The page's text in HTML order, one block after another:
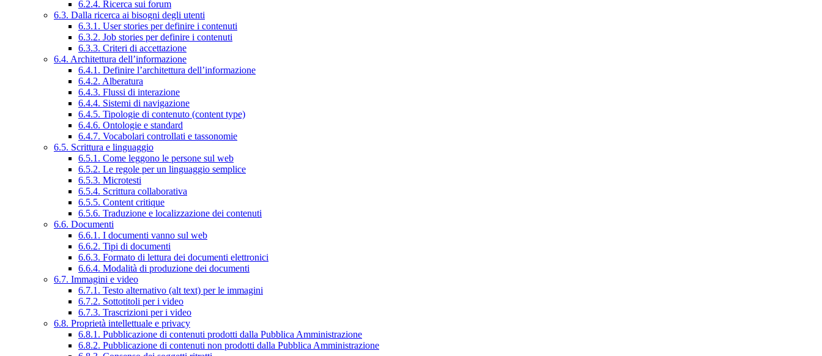
6.2.4. Ricerca sui forum
6.3. Dalla ricerca ai bisogni degli utenti
6.3.1. User stories per definire i contenuti
6.3.2. Job stories per definire i contenuti
6.3.3. Criteri di accettazione
6.4. Architettura dell’informazione
6.4.1. Definire l’architettura dell’informazione
6.4.2. Alberatura
6.4.3. Flussi di interazione
6.4.4. Sistemi di navigazione
6.4.5. Tipologie di contenuto (content type)
6.4.6. Ontologie e standard
6.4.7. Vocabolari controllati e tassonomie
6.5. Scrittura e linguaggio
6.5.1. Come leggono le persone sul web
6.5.2. Le regole per un linguaggio semplice
6.5.3. Microtesti
6.5.4. Scrittura collaborativa
6.5.5. Content critique
6.5.6. Traduzione e localizzazione dei contenuti
6.6. Documenti
6.6.1. I documenti vanno sul web
6.6.2. Tipi di documenti
6.6.3. Formato di lettura dei documenti elettronici
6.6.4. Modalità di produzione dei documenti
6.7. Immagini e video
6.7.1. Testo alternativo (alt text) per le immagini
6.7.2. Sottotitoli per i video
6.7.3. Trascrizioni per i video
6.8. Proprietà intellettuale e privacy
6.8.1. Pubblicazione di contenuti prodotti dalla Pubblica Amministrazione
6.8.2. Pubblicazione di contenuti non prodotti dalla Pubblica Amministrazione